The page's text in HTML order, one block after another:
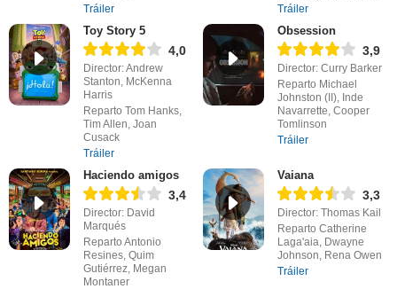
Tráiler
Tráiler
Toy Story 5
4,0
Director: Andrew
Stanton, McKenna
Harris
Reparto Tom Hanks,
Tim Allen, Joan
Cusack
Tráiler
Obsession
3,9
Director: Curry Barker
Reparto Michael
Johnston (II), Inde
Navarrette, Cooper
Tomlinson
Tráiler
Haciendo amigos
3,4
Director: David
Marqués
Reparto Antonio
Resines, Quim
Gutiérrez, Megan
Montaner
Vaiana
3,3
Director: Thomas Kail
Reparto Catherine
Laga'aia, Dwayne
Johnson, Rena Owen
Tráiler